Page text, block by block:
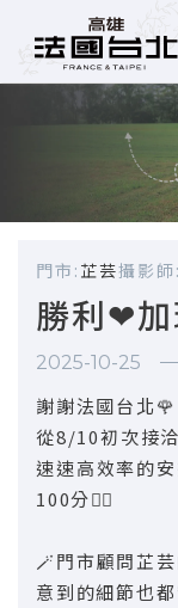
門市: 芷芸攝影師:
勝利❤
2025-10-25
謝謝法國台北🌹
從8/10初次接
速速高效率的
100分👍🏻
🪄門市顧問芷
意到的細節也